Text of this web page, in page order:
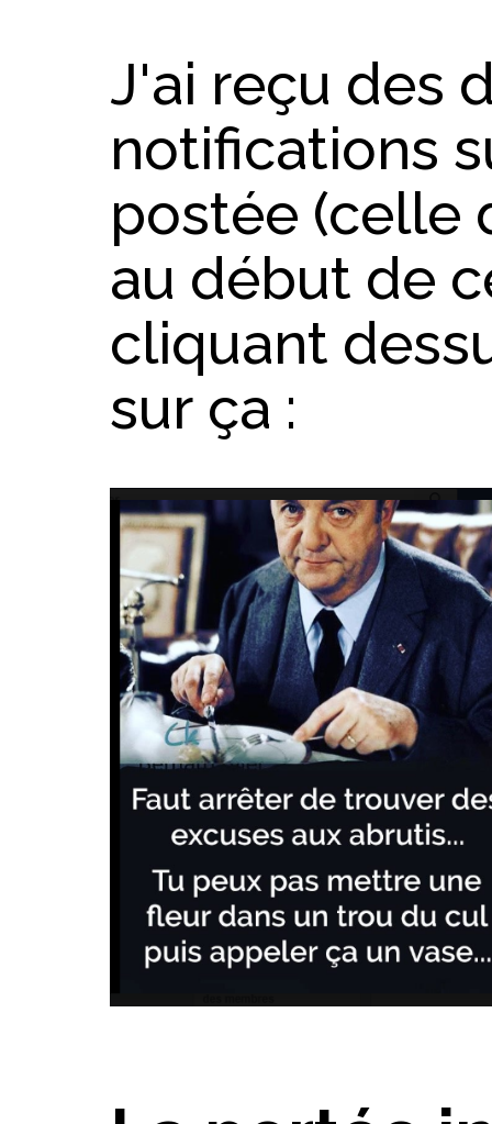
J'ai reçu des
notifications
postée (celle
au début de
cliquant
sur ça :